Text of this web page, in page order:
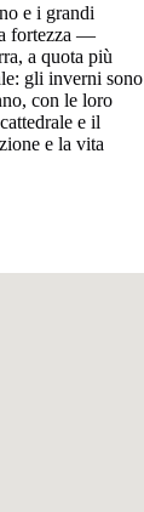
e i grandi
fortezza —
a quota più
gli inverni sono
con le loro
e il
e la vita